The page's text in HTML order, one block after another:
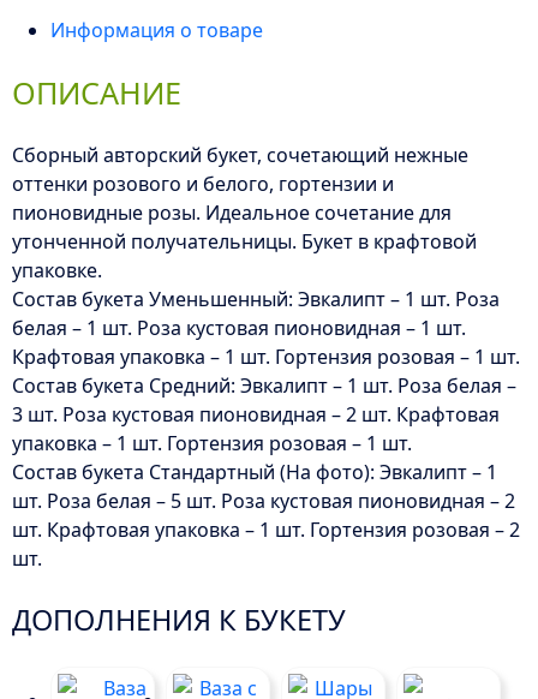
Информация о товаре
ОПИСАНИЕ
Сборный авторский букет, сочетающий нежные
оттенки розового и белого, гортензии и
пионовидные розы. Идеальное сочетание для
утонченной получательницы. Букет в крафтовой
упаковке.
Состав букета Уменьшенный: Эвкалипт – 1 шт. Роза
белая – 1 шт. Роза кустовая пионовидная – 1 шт.
Крафтовая упаковка – 1 шт. Гортензия розовая – 1 шт.
Состав букета Средний: Эвкалипт – 1 шт. Роза белая –
3 шт. Роза кустовая пионовидная – 2 шт. Крафтовая
упаковка – 1 шт. Гортензия розовая – 1 шт.
Состав букета Стандартный (На фото): Эвкалипт – 1
шт. Роза белая – 5 шт. Роза кустовая пионовидная – 2
шт. Крафтовая упаковка – 1 шт. Гортензия розовая – 2
шт.
ДОПОЛНЕНИЯ К БУКЕТУ